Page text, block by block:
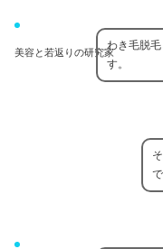
美容と若返りの研究家
わき毛脱
す。